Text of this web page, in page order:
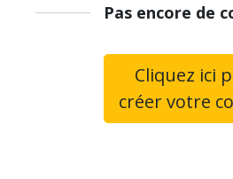
Pas encore de
Cliquez ici
créer votre